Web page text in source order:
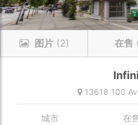
图片(2) 在售
13618 100
城市 在